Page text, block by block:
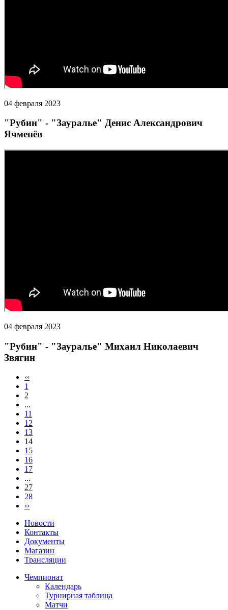
04 февраля 2023
"Рубин" - "Зауралье" Денис Александрович
Ячменёв
04 февраля 2023
"Рубин" - "Зауралье" Михаил Николаевич
Звягин
‹‹
1
2
...
11
12
13
14
15
16
17
...
27
28
››
Новости
Контакты
Документы
Магазин
Трансляции
Чемпионат
Календарь
Турнирная таблица
Матчи